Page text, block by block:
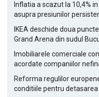
Inflatia a scazut la 10,4%
asupra presiunilor
IKEA deschide doua
Grand Arena din sudul
Imobiliarele comerciale
acordate companiilor
Reforma regulilor
conditiile pentru